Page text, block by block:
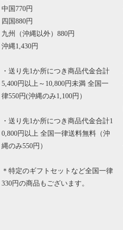
中国770円
四国880円
九州（沖縄以外）880円
沖縄1,430円
・送り先1か所につき商品代金合計
5,400円以上～10,800円未満 全国一
律550円(沖縄のみ1,100円）
・送り先1か所につき商品代金合計1
0,800円以上 全国一律送料無料（沖
縄のみ550円）
＊特定のギフトセットなど全国一律
330円の商品もございます。